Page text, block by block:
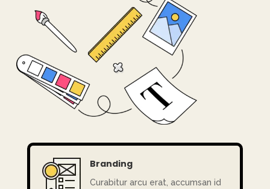
Branding
Curabitur arcu erat, accumsan id